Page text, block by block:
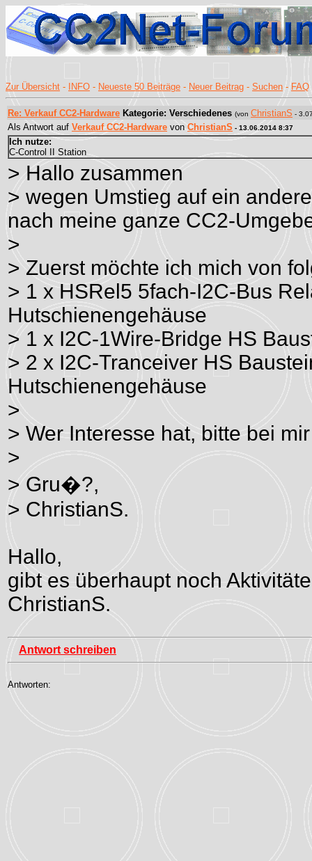
Zur Übersicht - INFO - Neueste 50 Beiträge - Neuer Beitrag - Suchen - FAQ
Re: Verkauf CC2-Hardware Kategorie: Verschiedenes (von ChristianS -
Als Antwort auf Verkauf CC2-Hardware von ChristianS - 13.06.2014 8:37
Ich nutze:
C-Control II Station
> Hallo zusammen
> wegen Umstieg auf ein
nach meine ganze CC2-
>
> Zuerst möchte ich mich von
> 1 x HSRel5 5fach-I2C-Bus
Hutschienengehäuse
> 1 x I2C-1Wire-Bridge HS
> 2 x I2C-Tranceiver HS
Hutschienengehäuse
>
> Wer Interesse hat, bitte bei
>
> Gru�?,
> ChristianS.
Hallo,
gibt es überhaupt noch
ChristianS.
Antwort schreiben
Antworten: